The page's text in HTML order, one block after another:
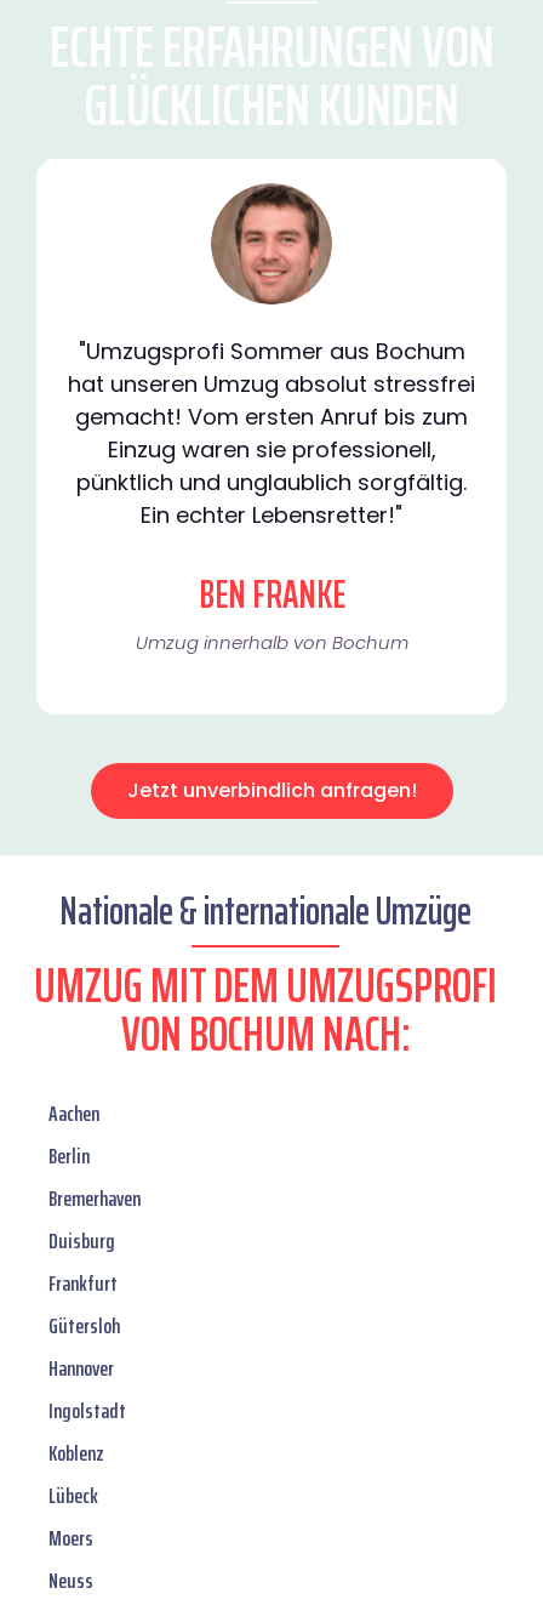
ECHTE ERFAHRUNGEN VON
GLÜCKLICHEN KUNDEN
"Umzugsprofi Sommer aus Bochum
hat unseren Umzug absolut stressfrei
gemacht! Vom ersten Anruf bis zum
Einzug waren sie professionell,
pünktlich und unglaublich sorgfältig.
Ein echter Lebensretter!"
BEN FRANKE
Umzug innerhalb von Bochum​
Jetzt unverbindlich anfragen!
Nationale & internationale Umzüge
UMZUG MIT DEM UMZUGSPROFI
VON BOCHUM NACH:
Aachen
Berlin
Bremerhaven
Duisburg
Frankfurt
Gütersloh
Hannover
Ingolstadt
Koblenz
Lübeck
Moers
Neuss